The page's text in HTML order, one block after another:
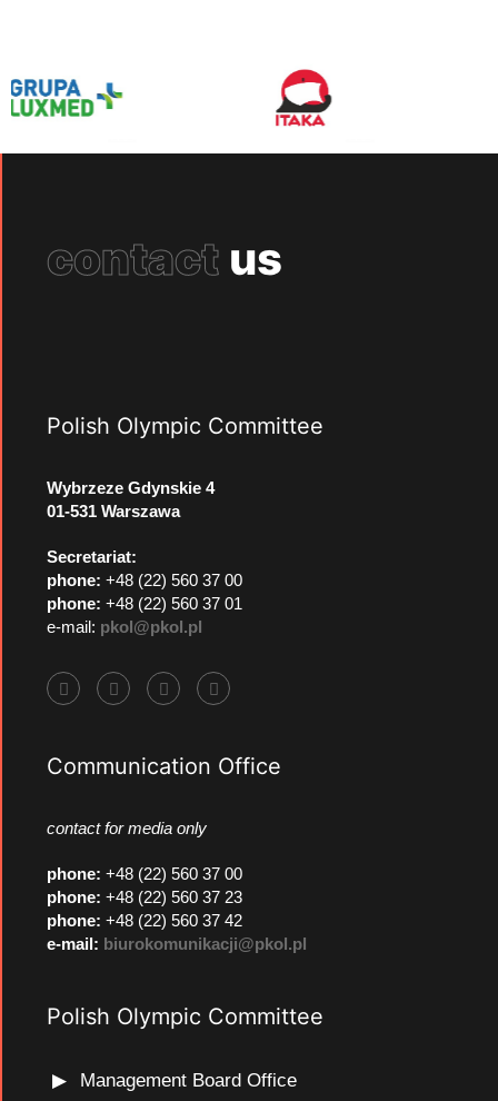
contact us
Polish Olympic Committee
Wybrzeze Gdynskie 4
01-531 Warszawa
Secretariat:
phone: +48 (22) 560 37 00
phone: +48 (22) 560 37 01
e-mail: pkol@pkol.pl
Communication Office
contact for media only
phone: +48 (22) 560 37 00
phone: +48 (22) 560 37 23
phone: +48 (22) 560 37 42
e-mail: biurokomunikacji@pkol.pl
Polish Olympic Committee
Management Board Office